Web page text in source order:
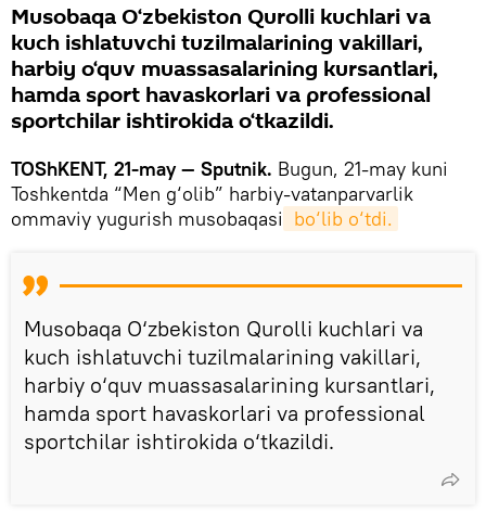
Musobaqa O‘zbekiston Qurolli kuchlari va
kuch ishlatuvchi tuzilmalarining vakillari,
harbiy o‘quv muassasalarining kursantlari,
hamda sport havaskorlari va professional
sportchilar ishtirokida o‘tkazildi.
TOShKENT, 21-may — Sputnik. Bugun, 21-may kuni
Toshkentda “Men g‘olib” harbiy-vatanparvarlik
ommaviy yugurish musobaqasi bo‘lib o‘tdi.
Musobaqa O‘zbekiston Qurolli kuchlari va
kuch ishlatuvchi tuzilmalarining vakillari,
harbiy o‘quv muassasalarining kursantlari,
hamda sport havaskorlari va professional
sportchilar ishtirokida o‘tkazildi.